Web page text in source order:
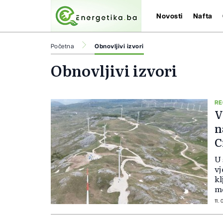
Novosti Nafta
Početna Obnovljivi izvori
Obnovljivi izvori
U
11.